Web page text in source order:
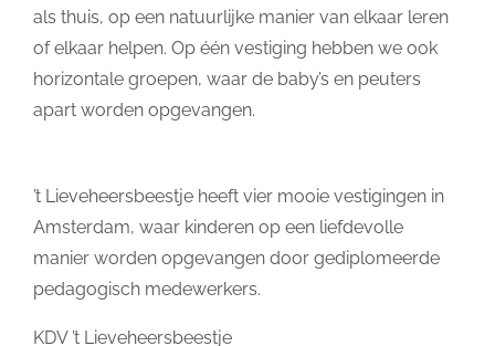
als thuis, op een natuurlijke manier van elkaar leren
of elkaar helpen. Op één vestiging hebben we ook
horizontale groepen, waar de baby’s en peuters
apart worden opgevangen.
’t Lieveheersbeestje heeft vier mooie vestigingen in
Amsterdam, waar kinderen op een liefdevolle
manier worden opgevangen door gediplomeerde
pedagogisch medewerkers.
KDV ’t Lieveheersbeestje